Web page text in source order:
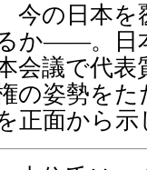
今の日本を
か――。日
会議で代表
の姿勢をた
正面から